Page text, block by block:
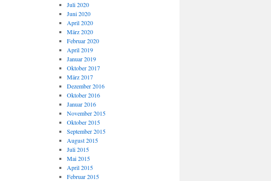
Juli 2020
Juni 2020
April 2020
März 2020
Februar 2020
April 2019
Januar 2019
Oktober 2017
März 2017
Dezember 2016
Oktober 2016
Januar 2016
November 2015
Oktober 2015
September 2015
August 2015
Juli 2015
Mai 2015
April 2015
Februar 2015